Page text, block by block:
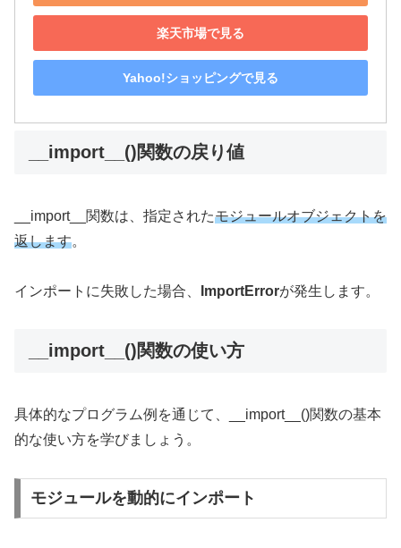
楽天市場で見る
Yahoo!ショッピングで見る
__import__()関数の戻り値
__import__関数は、指定されたモジュールオブジェクトを
返します。
インポートに失敗した場合、 ImportErrorが発生します。
__import__()関数の使い方
具体的なプログラム例を通じて、__import__()関数の基本
的な使い方を学びましょう。
モジュールを動的にインポート